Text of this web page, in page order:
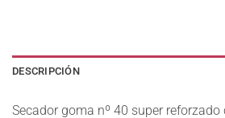
DESCRIPCIÓN
Secador goma nº 40 super